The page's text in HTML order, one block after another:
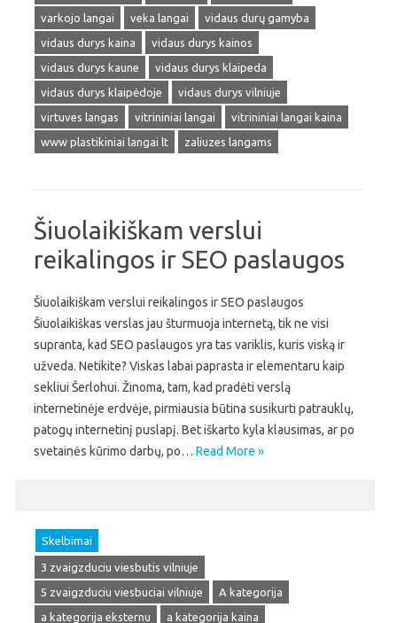
varkojo langai
veka langai
vidaus durų gamyba
vidaus durys kaina
vidaus durys kainos
vidaus durys kaune
vidaus durys klaipeda
vidaus durys klaipėdoje
vidaus durys vilniuje
virtuves langas
vitrininiai langai
vitrininiai langai kaina
www plastikiniai langai lt
zaliuzes langams
Šiuolaikiškam verslui
reikalingos ir SEO paslaugos
Šiuolaikiškam verslui reikalingos ir SEO paslaugos
Šiuolaikiškas verslas jau šturmuoja internetą, tik ne visi
supranta, kad SEO paslaugos yra tas variklis, kuris viską ir
užveda. Netikite? Viskas labai paprasta ir elementaru kaip
sekliui Šerlohui. Žinoma, tam, kad pradėti verslą
internetinėje erdvėje, pirmiausia būtina susikurti patrauklų,
patogų internetinį puslapį. Bet iškarto kyla klausimas, ar po
svetainės kūrimo darbų, po… Read More »
Skelbimai
3 zvaigzduciu viesbutis vilniuje
5 zvaigzduciu viesbuciai vilniuje
A kategorija
a kategorija eksternu
a kategorija kaina